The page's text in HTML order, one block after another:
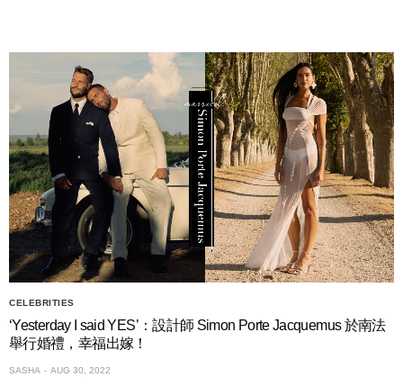
CELEBRITIES
‘Yesterday I said YES’：設計師 Simon Porte Jacquemus 於南法
舉行婚禮，幸福出嫁！
SASHA AUG 30, 2022